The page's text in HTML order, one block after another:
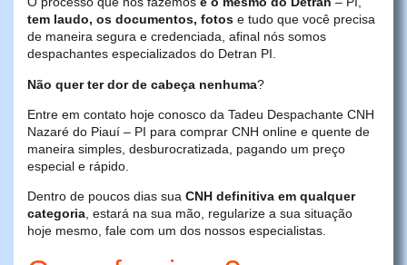
tem laudo, os documentos, fotos e tudo que você precisa
de maneira segura e credenciada, afinal nós somos
despachantes especializados do Detran PI.
Não quer ter dor de cabeça nenhuma?
Entre em contato hoje conosco da Tadeu Despachante CNH
Nazaré do Piauí – PI para comprar CNH online e quente de
maneira simples, desburocratizada, pagando um preço
especial e rápido.
Dentro de poucos dias sua CNH definitiva em qualquer
categoria, estará na sua mão, regularize a sua situação
hoje mesmo, fale com um dos nossos especialistas.